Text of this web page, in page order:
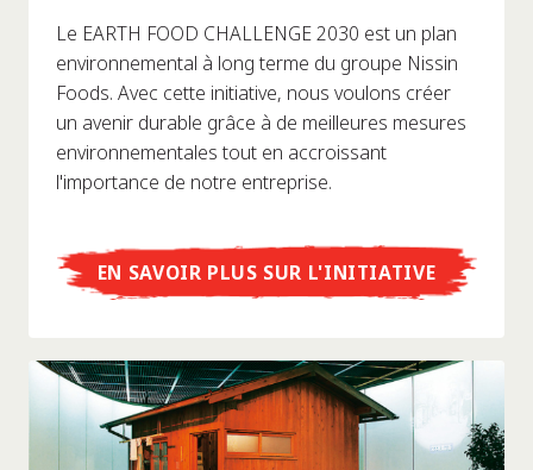
Le EARTH FOOD CHALLENGE 2030 est un plan
environnemental à long terme du groupe Nissin
Foods. Avec cette initiative, nous voulons créer
un avenir durable grâce à de meilleures mesures
environnementales tout en accroissant
l'importance de notre entreprise.
EN SAVOIR PLUS SUR L'INITIATIVE